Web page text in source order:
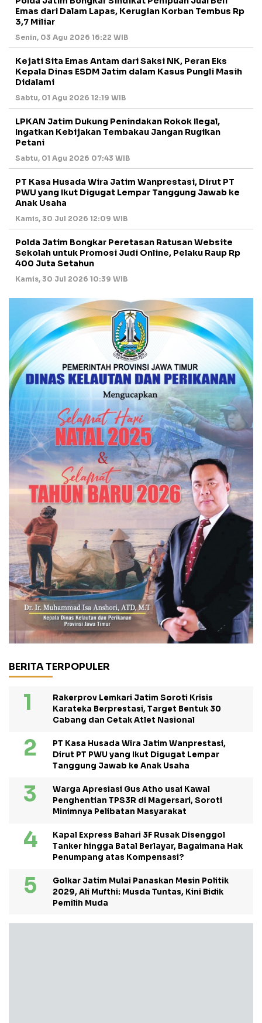
Emas dari Dalam Lapas, Kerugian Korban Tembus Rp
3,7 Miliar
Senin, 03 Agu 2026 16:22 WIB
Kejati Sita Emas Antam dari Saksi NK, Peran Eks
Kepala Dinas ESDM Jatim dalam Kasus Pungli Masih
Didalami
Sabtu, 01 Agu 2026 12:19 WIB
LPKAN Jatim Dukung Penindakan Rokok Ilegal,
Ingatkan Kebijakan Tembakau Jangan Rugikan
Petani
Sabtu, 01 Agu 2026 07:43 WIB
PT Kasa Husada Wira Jatim Wanprestasi, Dirut PT
PWU yang Ikut Digugat Lempar Tanggung Jawab ke
Anak Usaha
Kamis, 30 Jul 2026 12:09 WIB
Polda Jatim Bongkar Peretasan Ratusan Website
Sekolah untuk Promosi Judi Online, Pelaku Raup Rp
400 Juta Setahun
Kamis, 30 Jul 2026 10:39 WIB
BERITA TERPOPULER
Rakerprov Lemkari Jatim Soroti Krisis
Karateka Berprestasi, Target Bentuk 30
Cabang dan Cetak Atlet Nasional
PT Kasa Husada Wira Jatim Wanprestasi,
Dirut PT PWU yang Ikut Digugat Lempar
Tanggung Jawab ke Anak Usaha
Warga Apresiasi Gus Atho usai Kawal
Penghentian TPS3R di Magersari, Soroti
Minimnya Pelibatan Masyarakat
Kapal Express Bahari 3F Rusak Disenggol
Tanker hingga Batal Berlayar, Bagaimana Hak
Penumpang atas Kompensasi?
Golkar Jatim Mulai Panaskan Mesin Politik
2029, Ali Mufthi: Musda Tuntas, Kini Bidik
Pemilih Muda